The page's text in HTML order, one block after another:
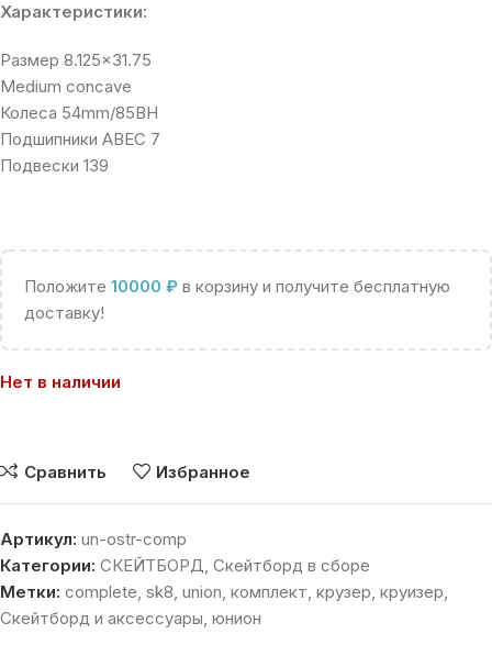
Характеристики:
Размер 8.125×31.75
Medium concave
Колеса 54mm/85BH
Подшипники ABEC 7
Подвески 139
Положите 10000 ₽ в корзину и получите бесплатную
доставку!
Нет в наличии
Сравнить Избранное
Артикул: un-ostr-comp
Категории: СКЕЙТБОРД, Скейтборд в сборе
Метки: complete, sk8, union, комплект, крузер, круизер,
Скейтборд и аксессуары, юнион